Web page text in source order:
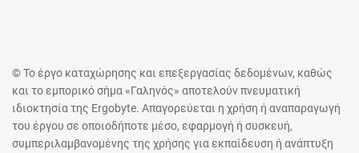
© Το έργο καταχώρησης και επεξεργασίας δεδομένων, καθώς
και το εμπορικό σήμα «Γαληνός» αποτελούν πνευματική
ιδιοκτησία της Ergobyte. Απαγορεύεται η χρήση ή αναπαραγωγή
του έργου σε οποιοδήποτε μέσο, εφαρμογή ή συσκευή,
συμπεριλαμβανομένης της χρήσης για εκπαίδευση ή ανάπτυξη